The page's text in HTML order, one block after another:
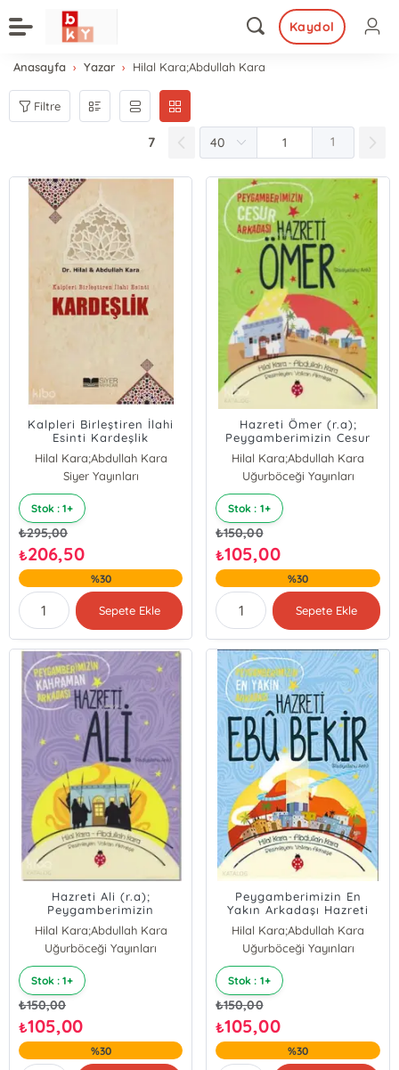
Kaydol
Anasayfa Yazar Hilal Kara;Abdullah Kara
Filtre
7 1
Kalpleri Birleştiren İlahi
Esinti Kardeşlik
Hilal Kara;Abdullah Kara
Abdullah Kara;Hilal Kara
Siyer Yayınları
Stok : 1+
₺295,00
₺206,50
%30
Sepete Ekle
Hazreti Ömer (r.a);
Peygamberimizin Cesur
Arkadaşı
Hilal Kara;Abdullah Kara
Uğurböceği Yayınları
Stok : 1+
₺150,00
₺105,00
%30
Sepete Ekle
Hazreti Ali (r.a);
Peygamberimizin
Kahraman Arkadaşı
Hilal Kara;Abdullah Kara
Uğurböceği Yayınları
Stok : 1+
₺150,00
₺105,00
%30
Peygamberimizin En
Yakın Arkadaşı Hazreti
Ebu Bekir
Hilal Kara;Abdullah Kara
Uğurböceği Yayınları
Stok : 1+
₺150,00
₺105,00
%30